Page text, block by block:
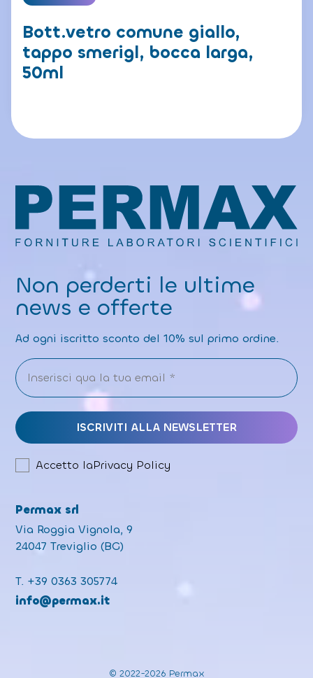
Bott.vetro comune giallo,
tappo smerigl, bocca larga,
50ml
Non perderti le ultime
news e offerte
Ad ogni iscritto sconto del 10% sul primo ordine.
Accetto laPrivacy Policy
Permax srl
Via Roggia Vignola, 9
24047 Treviglio (BG)
T. +39 0363 305774
info@permax.it
© 2022-2026 Permax